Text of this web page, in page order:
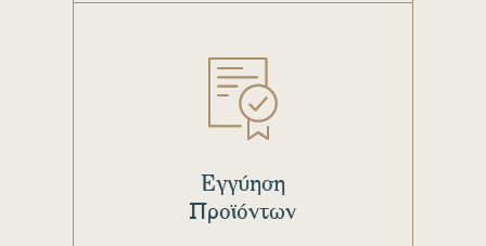
Εγγύηση
Προϊόντων